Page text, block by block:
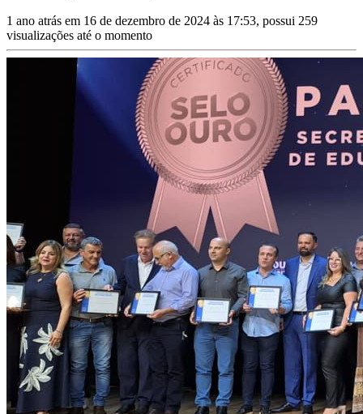
1 ano atrás em 16 de dezembro de 2024 às 17:53, possui 259
visualizações até o momento